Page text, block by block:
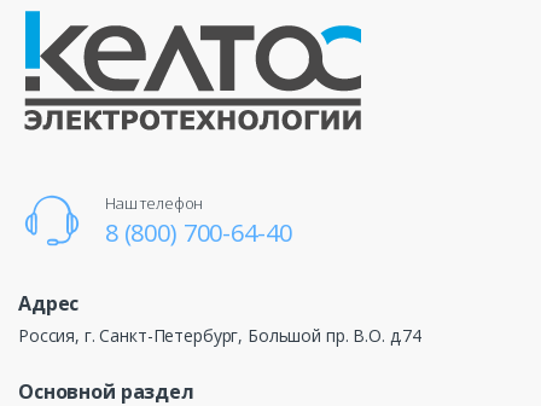
Наш телефон
8 (800) 700-64-40
Адрес
Россия, г. Санкт-Петербург, Большой пр. В.О. д.74
Основной раздел